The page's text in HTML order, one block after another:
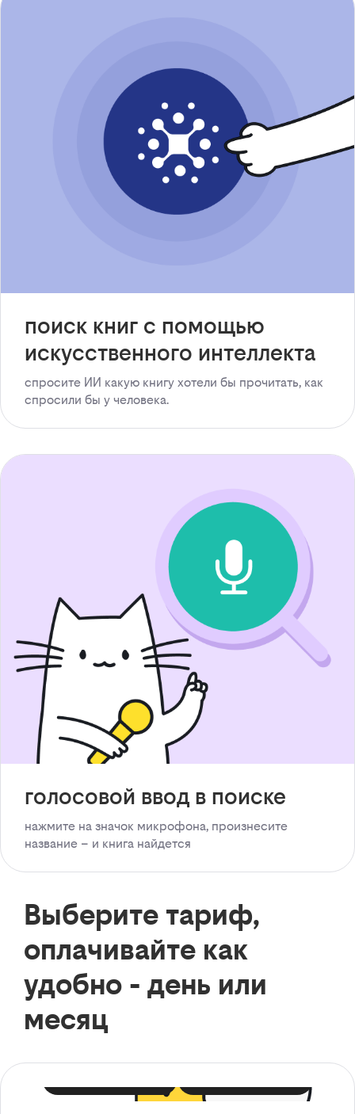
поиск книг с помощью
искусственного интеллекта
спросите ИИ какую книгу хотели бы прочитать, как
спросили бы у человека.
голосовой ввод в поиске
нажмите на значок микрофона, произнесите
название – и книга найдется
Выберите тариф,
оплачивайте как
удобно - день или
месяц